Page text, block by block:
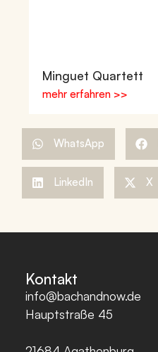
Minguet Quartett
mehr erfahren >>
WhatsApp
LinkedIn X
Kontakt
info@bachandnow.de
Hauptstraße 45